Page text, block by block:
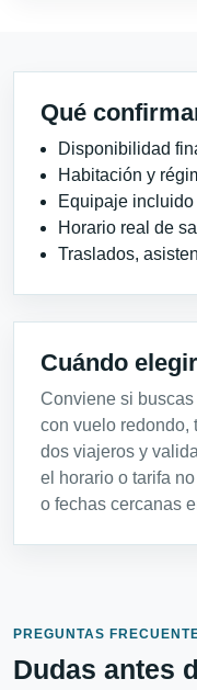
Qué
Disponibilidad
Habitación y
Equipaje
Horario real de
Traslados,
Cuándo
Conviene si
con vuelo redondo,
dos viajeros y
el horario o tarifa
o fechas cercanas
PREGUNTAS
Dudas antes